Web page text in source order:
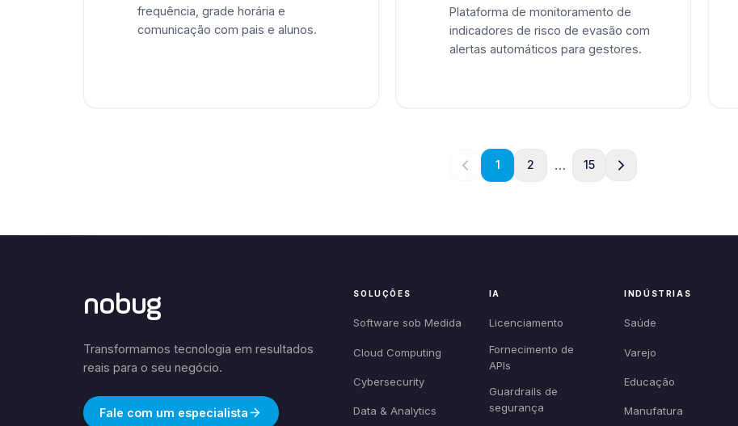
frequência, grade horária e
comunicação com pais e alunos.
Plataforma de monitoramento de
indicadores de risco de evasão com
alertas automáticos para gestores.
1 2 … 15
nobug
Transformamos tecnologia em resultados
reais para o seu negócio.
Fale com um especialista
SOLUÇÕES
Software sob Medida
Cloud Computing
Cybersecurity
Data & Analytics
IA
Licenciamento
Fornecimento de
APIs
Guardrails de
segurança
INDÚSTRIAS
Saúde
Varejo
Educação
Manufatura